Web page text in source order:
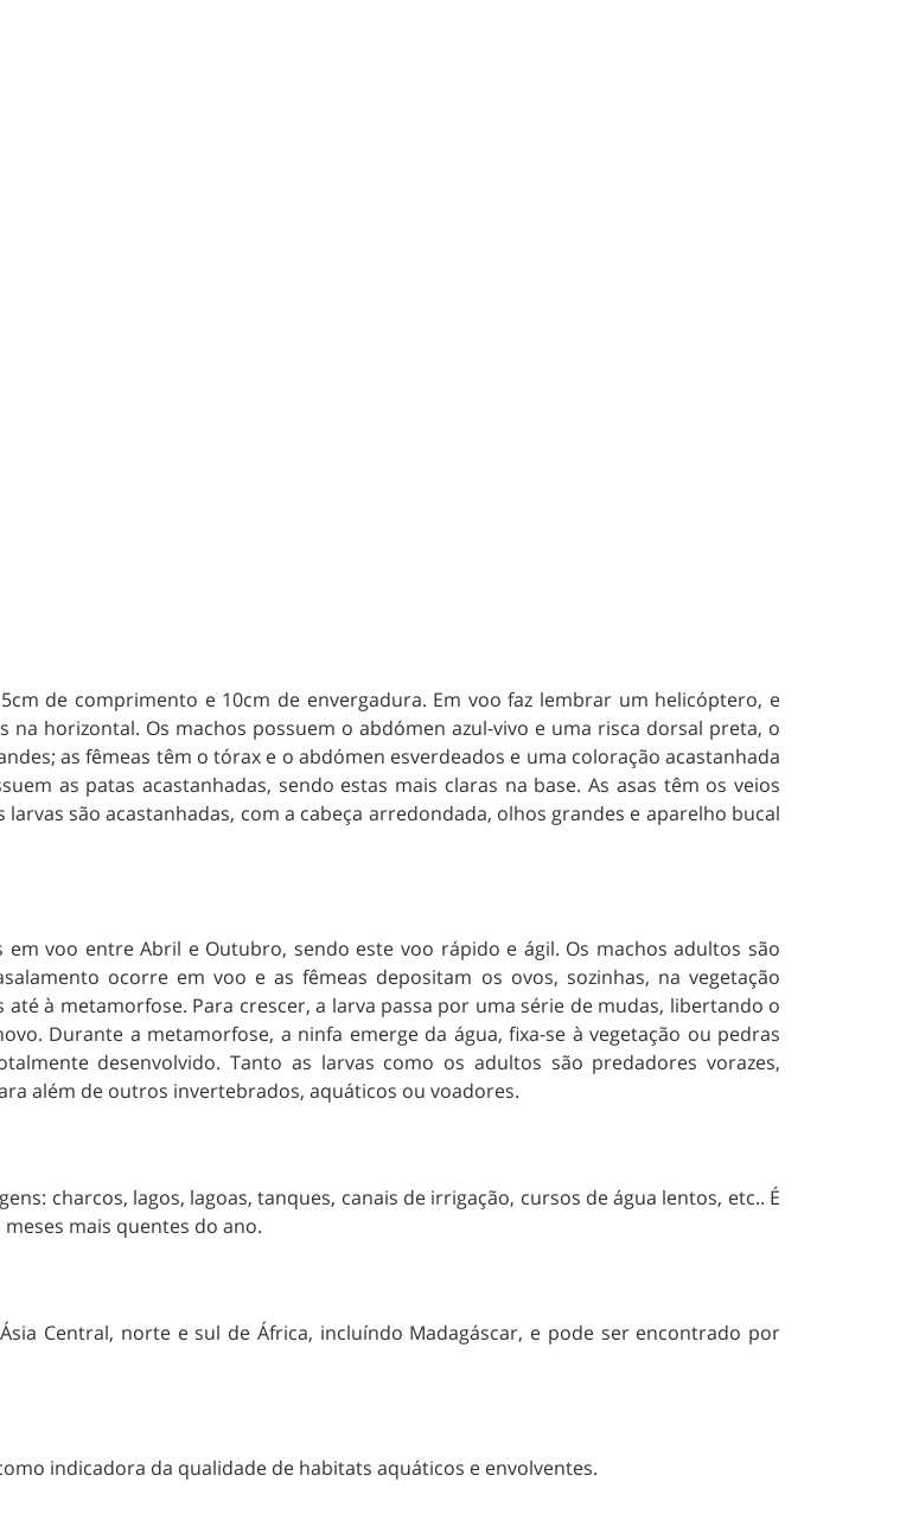
de comprimento e 10cm de envergadura. Em voo faz lembrar um helicóptero, e
horizontal. Os machos possuem o abdómen azul-vivo e uma risca dorsal preta, o
as fêmeas têm o tórax e o abdómen esverdeados e uma coloração acastanhada
as patas acastanhadas, sendo estas mais claras na base. As asas têm os veios
são acastanhadas, com a cabeça arredondada, olhos grandes e aparelho bucal
voo entre Abril e Outubro, sendo este voo rápido e ágil. Os machos adultos são
ocorre em voo e as fêmeas depositam os ovos, sozinhas, na vegetação
à metamorfose. Para crescer, a larva passa por uma série de mudas, libertando o
Durante a metamorfose, a ninfa emerge da água, fixa-se à vegetação ou pedras
desenvolvido. Tanto as larvas como os adultos são predadores vorazes,
além de outros invertebrados, aquáticos ou voadores.
charcos, lagos, lagoas, tanques, canais de irrigação, cursos de água lentos, etc.. É
mais quentes do ano.
Central, norte e sul de África, incluíndo Madagáscar, e pode ser encontrado por
indicadora da qualidade de habitats aquáticos e envolventes.